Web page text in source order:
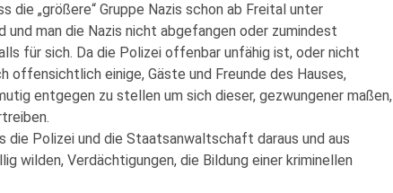
die „größere“ Gruppe Nazis schon ab Freital unter
und man die Nazis nicht abgefangen oder zumindest
für sich. Da die Polizei offenbar unfähig ist, oder nicht
offensichtlich einige, Gäste und Freunde des Hauses,
entgegen zu stellen um sich dieser, gezwungener maßen,
die Polizei und die Staatsanwaltschaft daraus und aus
wilden, Verdächtigungen, die Bildung einer kriminellen